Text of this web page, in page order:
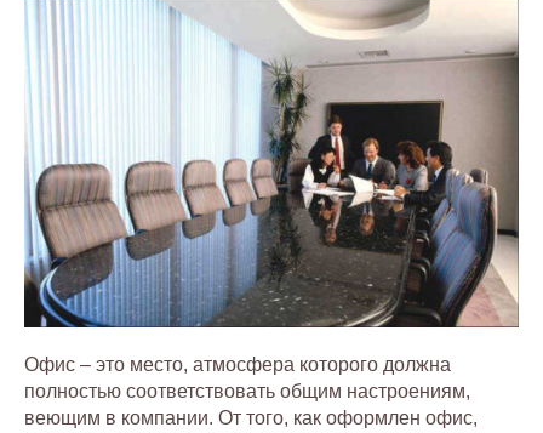
Офис – это место, атмосфера которого должна
полностью соответствовать общим настроениям,
веющим в компании. От того, как оформлен офис,